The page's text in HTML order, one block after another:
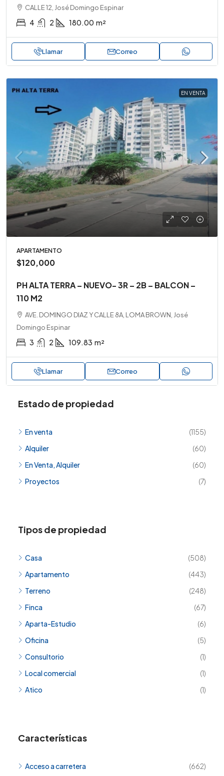
CALLE 12, José Domingo Espinar
4 2 180.00 m²
Llamar Correo
EN VENTA
APARTAMENTO
$120,000
PH ALTA TERRA – NUEVO- 3R – 2B – BALCON –
110 M2
AVE. DOMINGO DIAZ Y CALLE 8A, LOMA BROWN, José
Domingo Espinar
3 2 109.83 m²
Llamar Correo
Estado de propiedad
En venta
(1155)
Alquiler
(60)
En Venta, Alquiler
(60)
Proyectos
(7)
Tipos de propiedad
Casa
(508)
Apartamento
(443)
Terreno
(248)
Finca
(67)
Aparta-Estudio
(6)
Oficina
(5)
Consultorio
(1)
Local comercial
(1)
Atico
(1)
Características
Acceso a carretera (662)